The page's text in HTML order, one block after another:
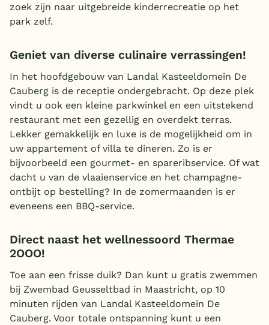
zoek zijn naar uitgebreide kinderrecreatie op het
park zelf.
Geniet van diverse culinaire verrassingen!
In het hoofdgebouw van Landal Kasteeldomein De
Cauberg is de receptie ondergebracht. Op deze plek
vindt u ook een kleine parkwinkel en een uitstekend
restaurant met een gezellig en overdekt terras.
Lekker gemakkelijk en luxe is de mogelijkheid om in
uw appartement of villa te dineren. Zo is er
bijvoorbeeld een gourmet- en spareribservice. Of wat
dacht u van de vlaaienservice en het champagne-
ontbijt op bestelling? In de zomermaanden is er
eveneens een BBQ-service.
Direct naast het wellnessoord Thermae
2OOO!
Toe aan een frisse duik? Dan kunt u gratis zwemmen
bij Zwembad Geusseltbad in Maastricht, op 10
minuten rijden van Landal Kasteeldomein De
Cauberg. Voor totale ontspanning kunt u een